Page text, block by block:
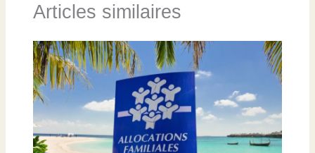
Articles similaires